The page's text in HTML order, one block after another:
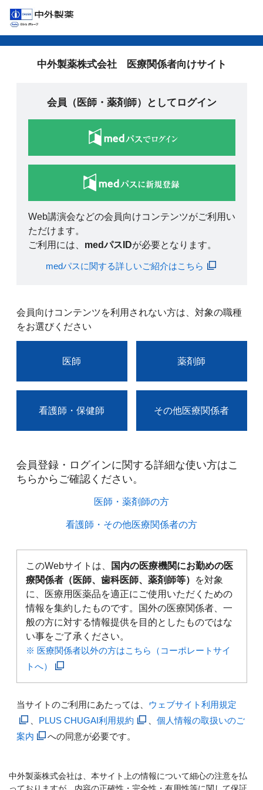
中外製薬株式会社 医療関係者向けサイト
会員（医師・薬剤師）としてログイン
Web講演会などの会員向けコンテンツがご利用い
ただけます。
ご利用には、 medパスIDが必要となります。
medパスに関する詳しいご紹介はこちら
会員向けコンテンツを利用されない方は、対象の職種
をお選びください
医師 薬剤師
看護師・保健師 その他医療関係者
会員登録・ログインに関する詳細な使い方はこ
ちらからご確認ください。​
医師・薬剤師の方​
看護師・その他医療関係者の方​
このWebサイトは、
国内の医療機関にお勤めの医
療関係者（医師、歯科医師、薬剤師等）
を対象
に、医療用医薬品を適正にご使用いただくための
情報を集約したものです。国外の医療関係者、一
般の方に対する情報提供を目的としたものではな
い事をご了承ください。
※ 医療関係者以外の方はこちら（コーポレートサイ
トへ）
当サイトのご利用にあたっては、 ウェブサイト利用規定
PLUS CHUGAI利用規約
個人情報の取扱いのご
案内
への同意が必要です。
中外製薬株式会社は、本サイト上の情報について細心の注意を払
っておりますが、内容の正確性・完全性・有用性等に関して保証